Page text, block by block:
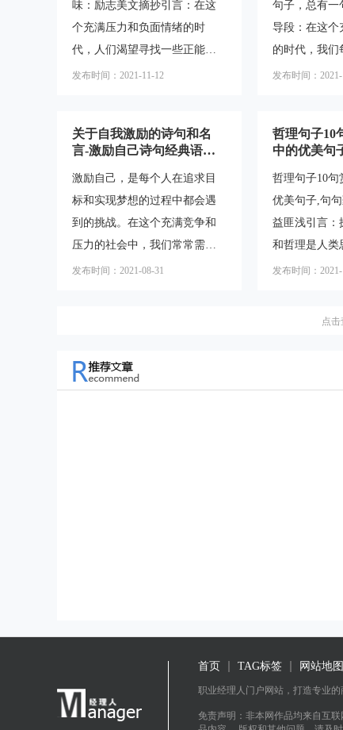
将为您介绍一些适合发朋友圈
的励志短句，这些短句既能够
给自己带来动力，也能够激励
他人。一、积极向上的励志短
中。一、坚持
1.“成功不是
然。”这句话
是靠运气，而
味：励志美文摘抄引言：在这
个充满压力和负面情绪的时
代，人们渴望寻找一些正能量
的力量来激励自己，给予内心
深度和品味的句子，为人们带
来积极的思考和启示。本文将
探讨正能量的深度与品味，并
提供一些励志美文摘抄，帮助
读者在日常生活中获得积极的
能量。正文：1.正能量的深
度：超越表面的积极思考正能
发布时间：2021-11-12
句子，总有一
导段：在这个
的时代，我们
些激励和鼓励
能够激发我们
助我们克服困
梦想。本文将
1年的鼓励人
相信其中总有
您。1.拥抱变
这个快速变化
发布时间：
关于自我激励的诗句和名
言-激励自己诗句经典语录
激励自己，是每个人在追求目
标和实现梦想的过程中都会遇
到的挑战。在这个充满竞争和
压力的社会中，我们常常需要
一些激励和鼓舞来坚持前行。
为您介绍一些关于自我激励的
发布时间：2021-08-31
哲理句子10
中的优美句
哲理句子10句
优美句子,句
益匪浅引言：
和哲理是人类
题。在各个领
发布时间：
点
首页 TAG标签 网站地图
职业经理人门户网站，打造专业
免责声明：非本网作品均来自互